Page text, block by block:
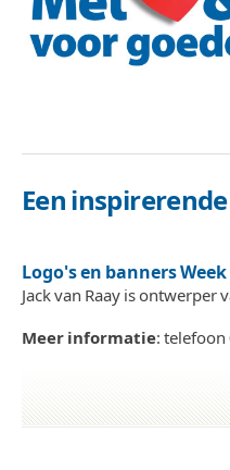
Een
Logo's en banners
Jack van Raay is ontwerper
Meer informatie: